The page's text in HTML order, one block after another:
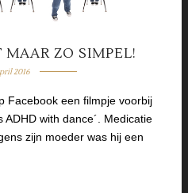
MAAR ZO SIMPEL!
2016
Facebook een filmpje voorbij
ADHD with dance´. Medicatie
zijn moeder was hij een